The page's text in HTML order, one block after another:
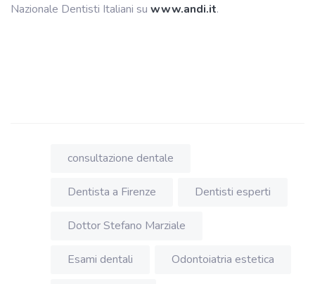
Nazionale Dentisti Italiani su www.andi.it.
consultazione dentale
Dentista a Firenze Dentisti esperti
Dottor Stefano Marziale
Esami dentali Odontoiatria estetica